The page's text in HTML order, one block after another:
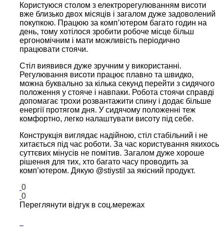
Користуюся столом з електрорегулюванням висоти
вже близько двох місяців і загалом дуже задоволений
покупкою. Працюю за комп’ютером багато годин на
день, тому хотілося зробити робоче місце більш
ергономічним і мати можливість періодично
працювати стоячи.
Стіл виявився дуже зручним у використанні.
Регулювання висоти працює плавно та швидко,
можна буквально за кілька секунд перейти з сидячого
положення у стояче і навпаки. Робота стоячи справді
допомагає трохи розвантажити спину і додає більше
енергії протягом дня. У сидячому положенні теж
комфортно, легко налаштувати висоту під себе.
Конструкція виглядає надійною, стіл стабільний і не
хитається під час роботи. За час користування якихось
суттєвих мінусів не помітив. Загалом дуже хороше
рішення для тих, хто багато часу проводить за
комп’ютером. Дякую @stiystil за якісний продукт.
0
0
Переглянути відгук в соц.мережах